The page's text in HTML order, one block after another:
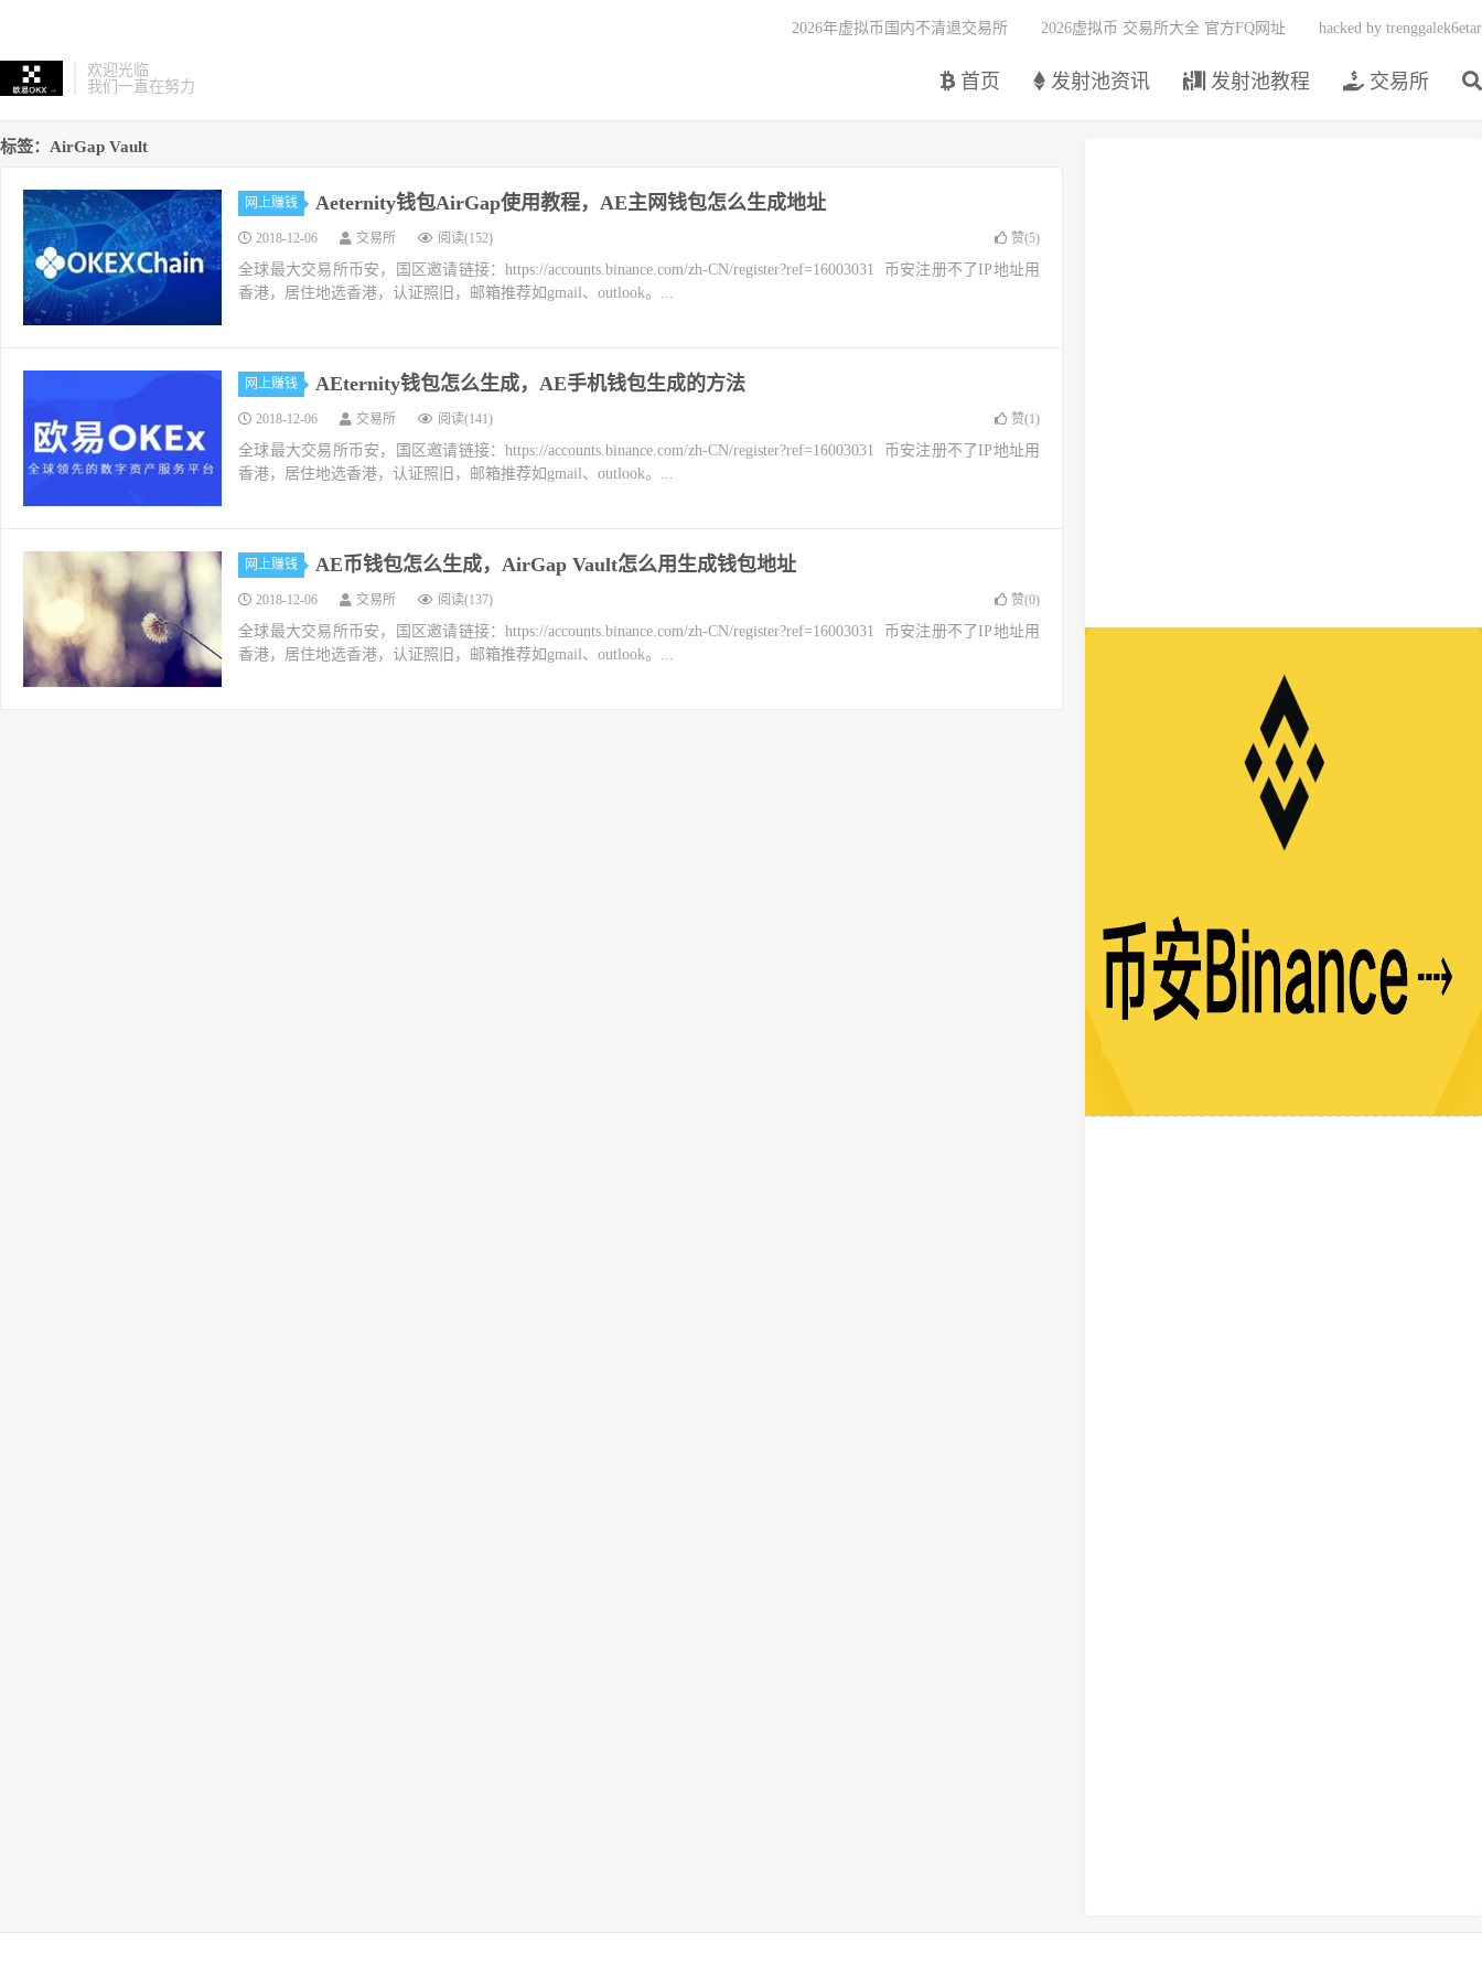
欢迎光临
我们一直在努力
首页 发射池资讯 发射池教程 交易所
2026年虚拟币国内不清退交易所 2026虚拟币 交易所大全 官方FQ网址 hacked by trenggalek6etar
标签：AirGap Vault
网上赚钱 Aeternity钱包AirGap使用教程，AE主网钱包怎么生成地址
2018-12-06 交易所 阅读(152) 赞(5)
全球最大交易所币安，国区邀请链接：https://accounts.binance.com/zh-CN/register?ref=16003031 币安注册不了IP地址用
香港，居住地选香港，认证照旧，邮箱推荐如gmail、outlook。...
网上赚钱 AEternity钱包怎么生成，AE手机钱包生成的方法
2018-12-06 交易所 阅读(141) 赞(1)
全球最大交易所币安，国区邀请链接：https://accounts.binance.com/zh-CN/register?ref=16003031 币安注册不了IP地址用
香港，居住地选香港，认证照旧，邮箱推荐如gmail、outlook。...
网上赚钱 AE币钱包怎么生成，AirGap Vault怎么用生成钱包地址
2018-12-06 交易所 阅读(137) 赞(0)
全球最大交易所币安，国区邀请链接：https://accounts.binance.com/zh-CN/register?ref=16003031 币安注册不了IP地址用
香港，居住地选香港，认证照旧，邮箱推荐如gmail、outlook。...